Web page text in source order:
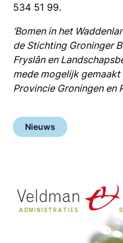
534 51 99.
‘Bomen in het
de Stichting Groninger
Fryslân en
mede mogelijk
Provincie Groningen en
Nieuws